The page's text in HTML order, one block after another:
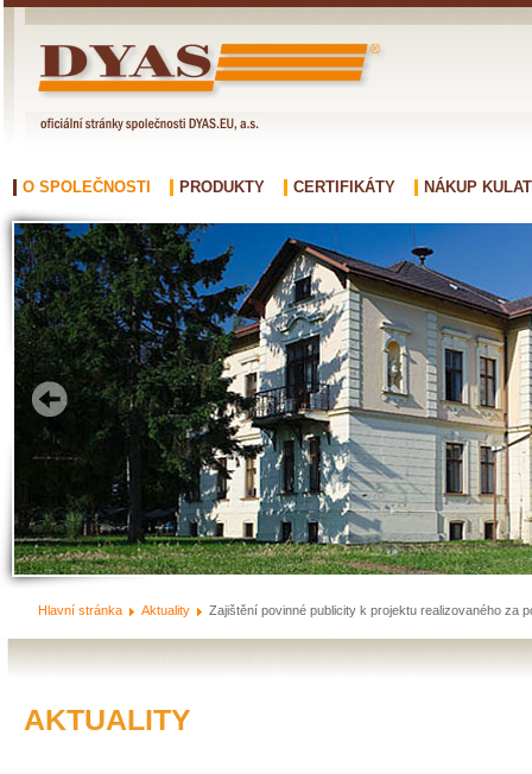
O SPOLEČNOSTI PRODUKTY CERTIFIKÁTY NÁKUP
Hlavní stránka Aktuality Zajištění povinné publicity k projektu realizovaného za
AKTUALITY